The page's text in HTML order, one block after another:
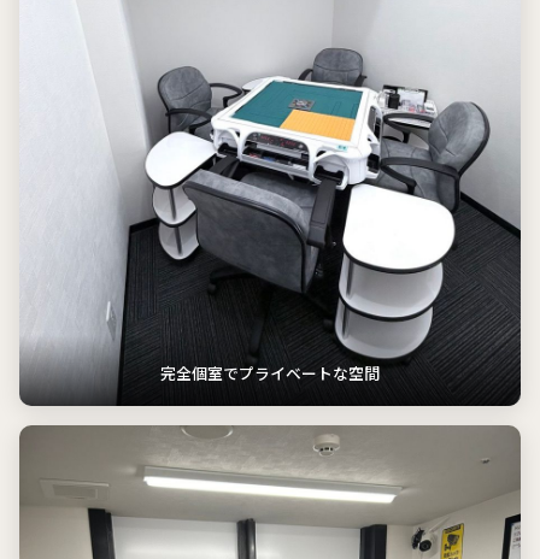
完全個室でプライベートな空間